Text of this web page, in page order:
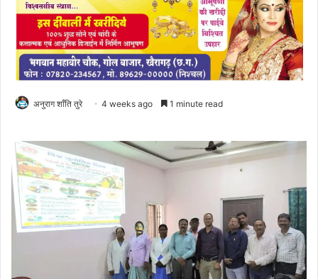
अनुराग शाँति तुरे 4 weeks ago 1 minute read